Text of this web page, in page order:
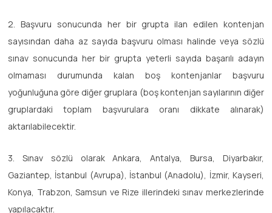
2. Başvuru sonucunda her bir grupta ilan edilen kontenjan
sayısından daha az sayıda başvuru olması halinde veya sözlü
sınav sonucunda her bir grupta yeterli sayıda başarılı adayın
olmaması durumunda kalan boş kontenjanlar başvuru
yoğunluğuna göre diğer gruplara (boş kontenjan sayılarının diğer
gruplardaki toplam başvurulara oranı dikkate alınarak)
aktarılabilecektir.
3. Sınav sözlü olarak Ankara, Antalya, Bursa, Diyarbakır,
Gaziantep, İstanbul (Avrupa), İstanbul (Anadolu), İzmir, Kayseri,
Konya, Trabzon, Samsun ve Rize illerindeki sınav merkezlerinde
yapılacaktır.